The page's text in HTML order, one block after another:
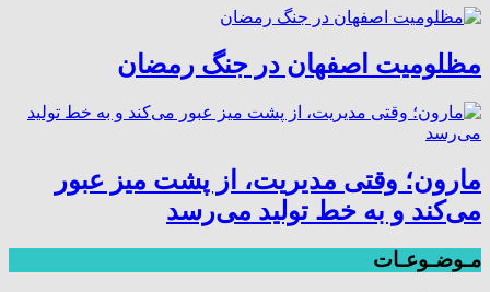
مظلومیت اصفهان در جنگ رمضان
مارون؛ وقتی مدیریت، از پشت میز عبور
می‌کند و به خط تولید می‌رسد
مـوضـوعـات